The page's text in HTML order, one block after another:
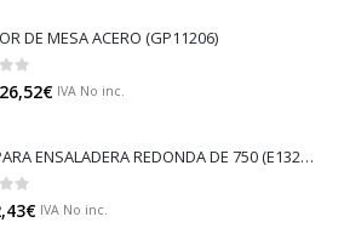
DE MESA ACERO (GP11206)
5
26,52€ IVA No inc.
TAPA PARA ENSALADERA REDONDA DE 750 (E132NT)
5 € IVA No inc.